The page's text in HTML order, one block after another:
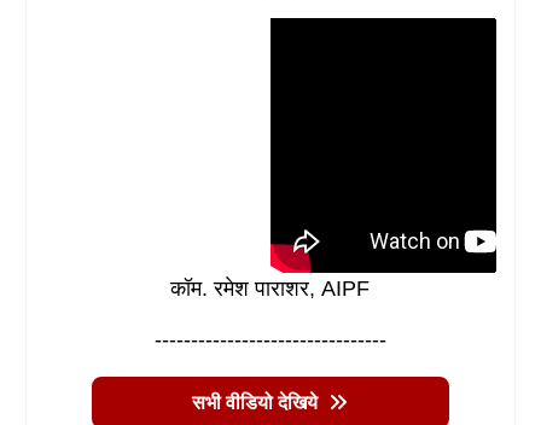
कॉम. रमेश पाराशर, AIPF
--------------------------------
सभी वीडियो देखिये